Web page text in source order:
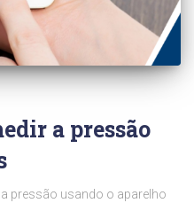
a pressão
pressão usando o aparelho